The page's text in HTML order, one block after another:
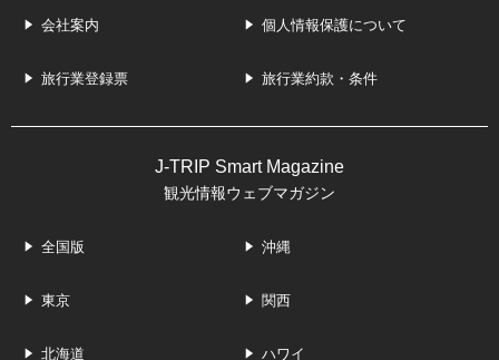
会社案内 個人情報保護について
旅行業登録票 旅行業約款・条件
J-TRIP Smart Magazine
観光情報ウェブマガジン
全国版 沖縄
東京 関西
北海道 ハワイ